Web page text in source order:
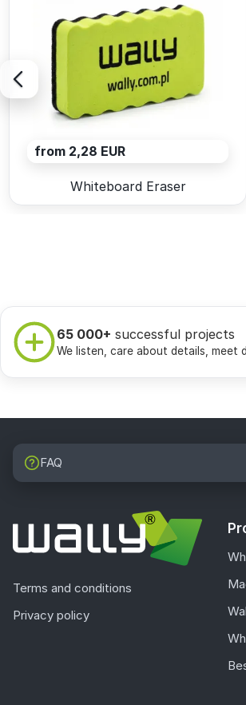
from 2,28 EUR
Whiteboard Eraser
65 000+ successful projects
We listen, care about details, meet
FAQ
Terms and conditions
Privacy policy